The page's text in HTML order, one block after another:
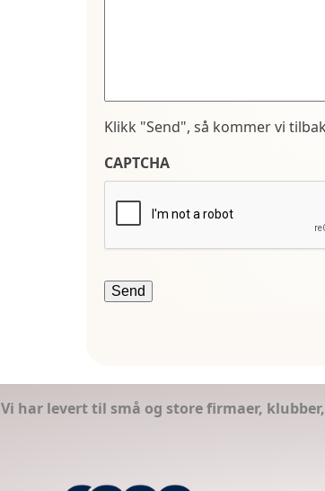
Klikk "Send", så kommer vi
CAPTCHA
Vi har levert til små og store firmaer,